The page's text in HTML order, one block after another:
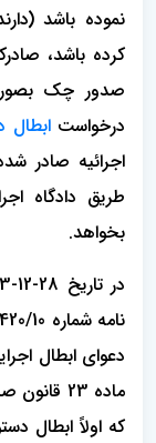
نموده باشد
کرده باشد،
صدور چک
درخواستابطال
اجرائیه صادر
طریق دادگاه
بخواهد.
دعوای ابطال
ماده 23
که اولاً ابطال